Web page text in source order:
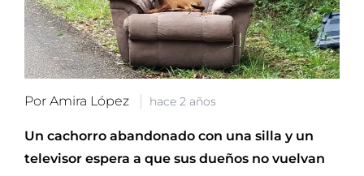
Por Amira López hace 2 años
Un cachorro abandonado con una silla y un
televisor espera a que sus dueños no vuelvan